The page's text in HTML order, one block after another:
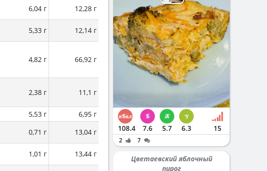
6,04 г
12,28 г
5,33 г
12,14 г
4,82 г 66,92 г
2,38 г 11,1 г
5,53 г
6,95 г
0,71 г
13,04 г
1,01 г
13,44 г
108.4 7.6 5.7 6.3 15
2 7
Цветаевский яблочный
пирог